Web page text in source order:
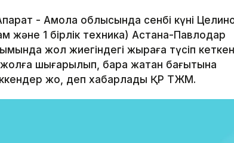
- Ақмола облысында сенбі күні
және 1 бірлік техника) Астана-Павлодар
жол жиегіндегі жыраға түсіп
шығарылып, бара жатқан бағытына
жоқ, деп хабарлады ҚР ТЖМ.